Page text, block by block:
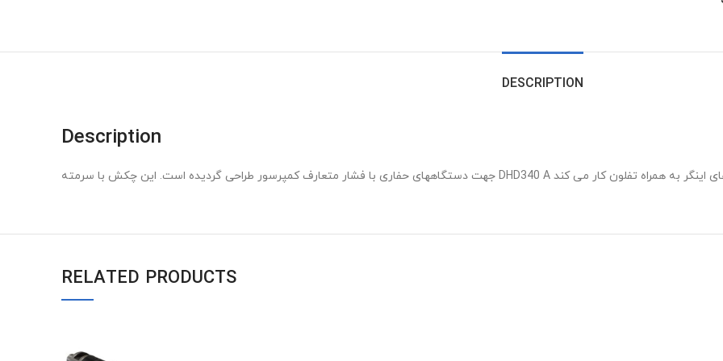
DESCRIPTION
Description
RELATED PRODUCTS